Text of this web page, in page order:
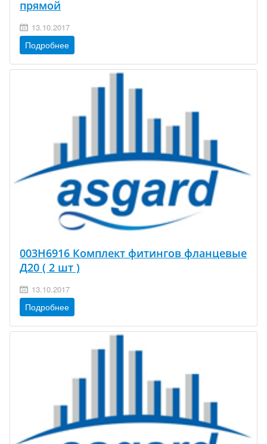
прямой
13.10.2017
Подробнее
003H6916 Комплект фитингов фланцевые
Д20 ( 2 шт )
13.10.2017
Подробнее